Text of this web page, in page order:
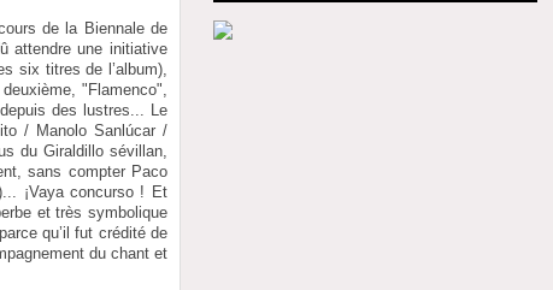
de la Biennale de
attendre une initiative
six titres de l’album),
"Flamenco",
des lustres... Le
/ Manolo Sanlúcar /
du Giraldillo sévillan,
sans compter Paco
¡Vaya concurso ! Et
et très symbolique
qu’il fut crédité de
du chant et